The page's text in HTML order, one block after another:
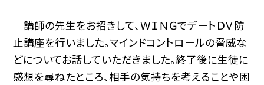
講師の先生をお招きして、ＷＩＮＧでデートＤＶ防
止講座を行いました。マインドコントロールの脅威な
どについてお話していただきました。終了後に生徒に
感想を尋ねたところ、相手の気持ちを考えることや困